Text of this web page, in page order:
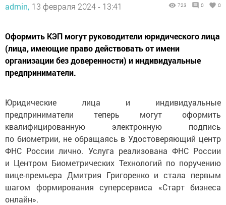
admin, 13 февраля 2024 - 13:41 723 0 0
Оформить КЭП могут руководители юридического лица
(лица, имеющие право действовать от имени
организации без доверенности) и индивидуальные
предприниматели.
Юридические лица и индивидуальные
предприниматели теперь могут оформить
квалифицированную электронную подпись
по биометрии, не обращаясь в Удостоверяющий центр
ФНС России лично. Услуга реализована ФНС России
и Центром Биометрических Технологий по поручению
вице-премьера Дмитрия Григоренко и стала первым
шагом формирования суперсервиса «Старт бизнеса
онлайн».